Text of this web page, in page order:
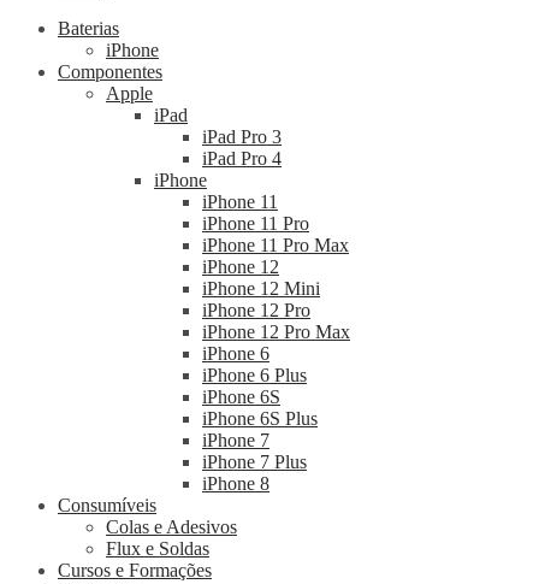
Baterias
iPhone
Componentes
Apple
iPad
iPad Pro 3
iPad Pro 4
iPhone
iPhone 11
iPhone 11 Pro
iPhone 11 Pro Max
iPhone 12
iPhone 12 Mini
iPhone 12 Pro
iPhone 12 Pro Max
iPhone 6
iPhone 6 Plus
iPhone 6S
iPhone 6S Plus
iPhone 7
iPhone 7 Plus
iPhone 8
Consumíveis
Colas e Adesivos
Flux e Soldas
Cursos e Formações